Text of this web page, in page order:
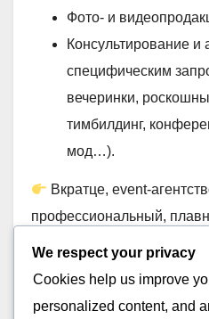
Фото- и
Консультирование и
специфическим
вечеринки,
тимбилдинг,
мод…).
Вкратце, event-
профессиональный,
Частные мероприятия
We respect your privacy
Cookies help us improve
personalized content, and